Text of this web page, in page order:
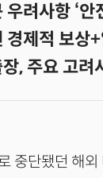
려사항 ‘안
경제적 보상
, 주요 고려
중단됐던 해